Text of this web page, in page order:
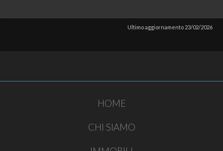
Ultimo aggiornamento 23/02/2026
HOME
CHI SIAMO